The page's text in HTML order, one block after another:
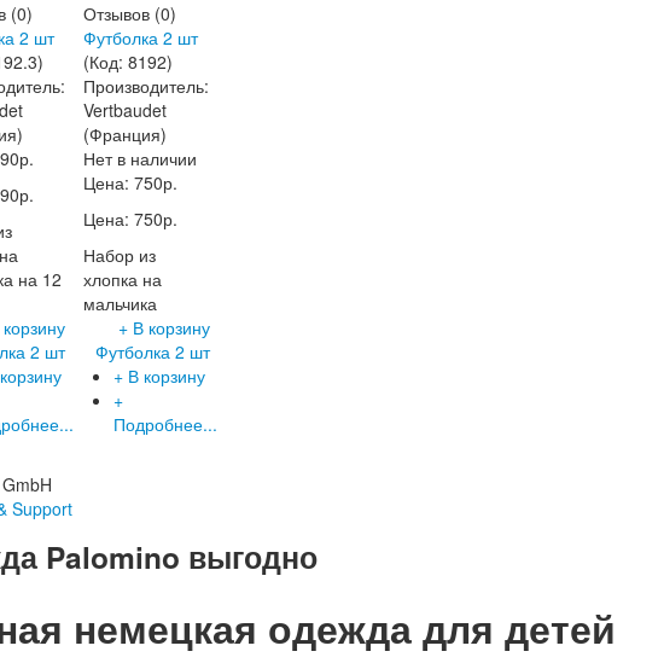
(0)
2 шт
)
на 12
2 шт
Отзывов (0)
Футболка 2 шт
(Код:8192)
Производитель:
Vertbaudet
(Франция)
Нет в наличии
Цена:750р.
Цена:750р.
Набор из
хлопка на
мальчика
+ В корзину
Футболка 2 шт
+ В корзину
+
Подробнее...
Support
Palomino выгодно
немецкая одежда для детей